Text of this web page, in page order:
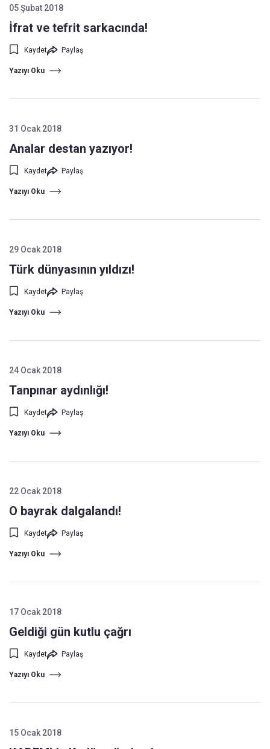
05 Şubat 2018
İfrat ve tefrit sarkacında!
Kaydet Paylaş
Yazıyı Oku
31 Ocak 2018
Analar destan yazıyor!
Kaydet Paylaş
Yazıyı Oku
29 Ocak 2018
Türk dünyasının yıldızı!
Kaydet Paylaş
Yazıyı Oku
24 Ocak 2018
Tanpınar aydınlığı!
Kaydet Paylaş
Yazıyı Oku
22 Ocak 2018
O bayrak dalgalandı!
Kaydet Paylaş
Yazıyı Oku
17 Ocak 2018
Geldiği gün kutlu çağrı
Kaydet Paylaş
Yazıyı Oku
15 Ocak 2018